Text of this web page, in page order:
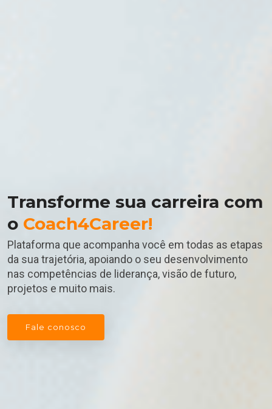
Transforme sua carreira com
o Coach4Career!
Plataforma que acompanha você em todas as etapas
da sua trajetória, apoiando o seu desenvolvimento
nas competências de liderança, visão de futuro,
projetos e muito mais.
Fale conosco